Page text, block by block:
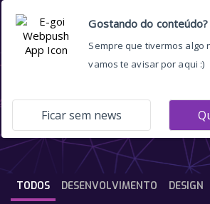
mkt b2b
DESENVOLVIMENTO DESIGN
TODOS